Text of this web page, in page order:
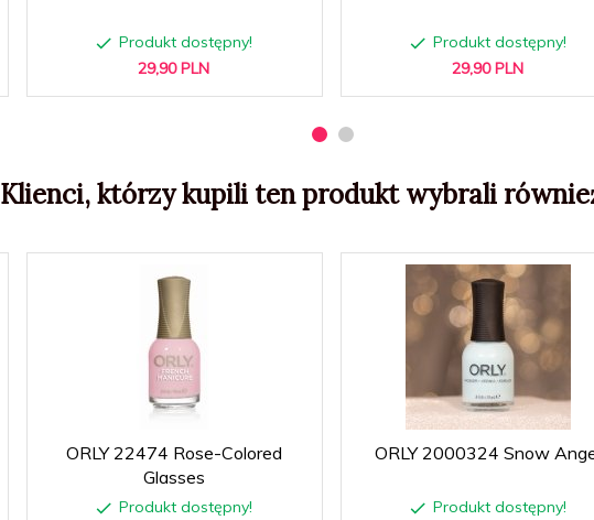
Produkt dostępny!
29,90 PLN
Produkt dostępny!
29,90 PLN
Klienci, którzy kupili ten produkt wybrali
ORLY 22474 Rose-Colored
Glasses
Produkt dostępny!
ORLY 2000324 Snow
Produkt dostępny!